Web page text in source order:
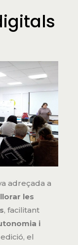
adreçada a
les
, facilitant
i
el